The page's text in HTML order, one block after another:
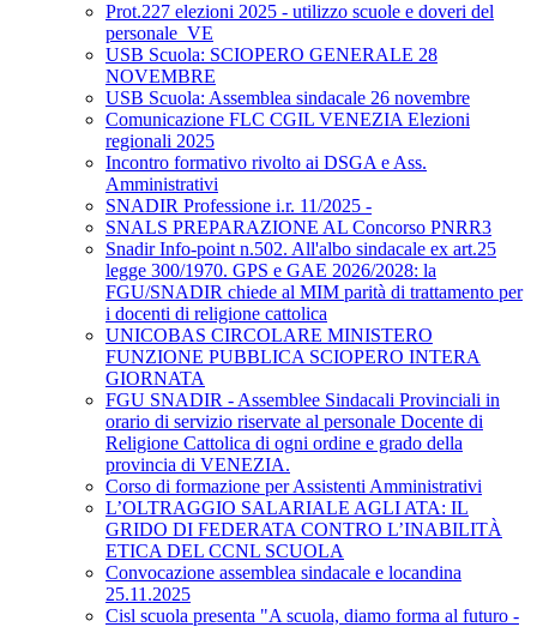
Prot.227 elezioni 2025 - utilizzo scuole e doveri del
personale_VE
USB Scuola: SCIOPERO GENERALE 28
NOVEMBRE
USB Scuola: Assemblea sindacale 26 novembre
Comunicazione FLC CGIL VENEZIA Elezioni
regionali 2025
Incontro formativo rivolto ai DSGA e Ass.
Amministrativi
SNADIR Professione i.r. 11/2025 -
SNALS PREPARAZIONE AL Concorso PNRR3
Snadir Info-point n.502. All'albo sindacale ex art.25
legge 300/1970. GPS e GAE 2026/2028: la
FGU/SNADIR chiede al MIM parità di trattamento per
i docenti di religione cattolica
UNICOBAS CIRCOLARE MINISTERO
FUNZIONE PUBBLICA SCIOPERO INTERA
GIORNATA
FGU SNADIR - Assemblee Sindacali Provinciali in
orario di servizio riservate al personale Docente di
Religione Cattolica di ogni ordine e grado della
provincia di VENEZIA.
Corso di formazione per Assistenti Amministrativi
L’OLTRAGGIO SALARIALE AGLI ATA: IL
GRIDO DI FEDERATA CONTRO L’INABILITÀ
ETICA DEL CCNL SCUOLA
Convocazione assemblea sindacale e locandina
25.11.2025
Cisl scuola presenta "A scuola, diamo forma al futuro -